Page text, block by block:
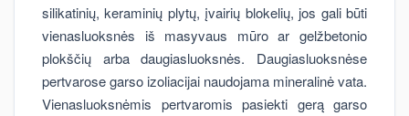
silikatinių, keraminių plytų, įvairių blokelių, jos gali būti
vienasluoksnės iš masyvaus mūro ar gelžbetonio
plokščių arba daugiasluoksnės. Daugiasluoksnėse
pertvarose garso izoliacijai naudojama mineralinė vata.
Vienasluoksnėmis pertvaromis pasiekti gerą garso